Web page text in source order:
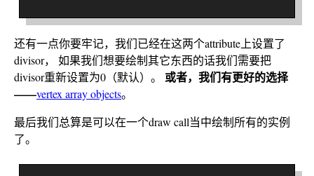
还有一点你要牢记，我们已经在这两个attribute上设置了
divisor， 如果我们想要绘制其它东西的话我们需要把
divisor重新设置为0（默认）。 或者，我们有更好的选择
——vertex array objects。
最后我们总算是可以在一个draw call当中绘制所有的实例
了。